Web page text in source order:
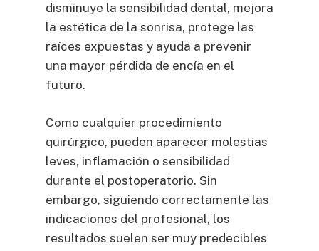
disminuye la sensibilidad dental, mejora
la estética de la sonrisa, protege las
raíces expuestas y ayuda a prevenir
una mayor pérdida de encía en el
futuro.
Como cualquier procedimiento
quirúrgico, pueden aparecer molestias
leves, inflamación o sensibilidad
durante el postoperatorio. Sin
embargo, siguiendo correctamente las
indicaciones del profesional, los
resultados suelen ser muy predecibles